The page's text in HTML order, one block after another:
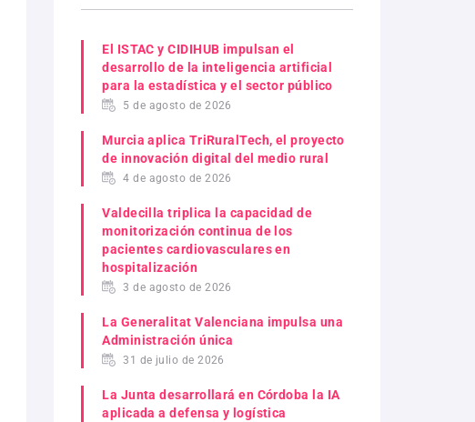
El ISTAC y CIDIHUB impulsan el
desarrollo de la inteligencia artificial
para la estadística y el sector público
5 de agosto de 2026
Murcia aplica TriRuralTech, el proyecto
de innovación digital del medio rural
4 de agosto de 2026
Valdecilla triplica la capacidad de
monitorización continua de los
pacientes cardiovasculares en
hospitalización
3 de agosto de 2026
La Generalitat Valenciana impulsa una
Administración única
31 de julio de 2026
La Junta desarrollará en Córdoba la IA
aplicada a defensa y logística